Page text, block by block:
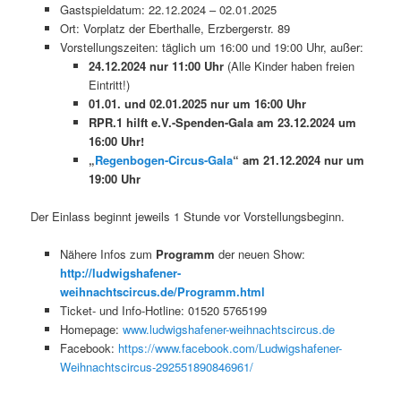
Gastspieldatum: 22.12.2024 – 02.01.2025
Ort: Vorplatz der Eberthalle, Erzbergerstr. 89
Vorstellungszeiten: täglich um 16:00 und 19:00 Uhr, außer:
24.12.2024 nur 11:00 Uhr (Alle Kinder haben freien
Eintritt!)
01.01. und 02.01.2025 nur um 16:00 Uhr
RPR.1 hilft e.V.-Spenden-Gala am 23.12.2024 um
16:00 Uhr!
„Regenbogen-Circus-Gala“ am 21.12.2024 nur um
19:00 Uhr
Der Einlass beginnt jeweils 1 Stunde vor Vorstellungsbeginn.
Nähere Infos zum Programm der neuen Show:
http://ludwigshafener-
weihnachtscircus.de/Programm.html
Ticket- und Info-Hotline: 01520 5765199
Homepage: www.ludwigshafener-weihnachtscircus.de
Facebook: https://www.facebook.com/Ludwigshafener-
Weihnachtscircus-292551890846961/